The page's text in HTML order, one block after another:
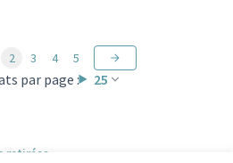
par page : 25
2 3 4 5
retirées